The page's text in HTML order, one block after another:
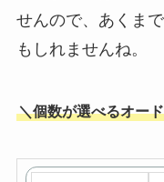
せんので、あくま
もしれませんね。
＼個数が選べるオー